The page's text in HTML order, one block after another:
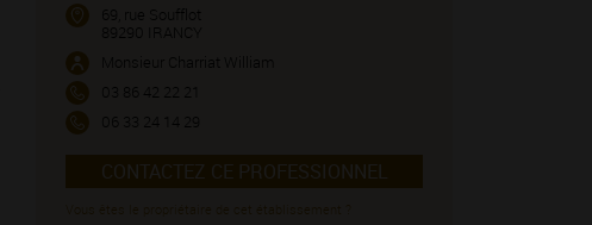
69, rue Soufflot
89290 IRANCY
Monsieur Charriat William
03 86 42 22 21
06 33 24 14 29
CONTACTEZ CE PROFESSIONNEL